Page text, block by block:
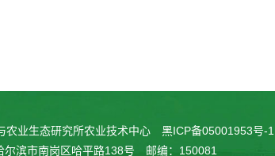
农业生态研究所农业技术中心 黑ICP备05001953号-1
尔滨市南岗区哈平路138号 邮编：150081